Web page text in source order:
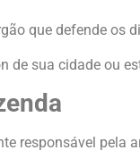
que defende os
de sua cidade ou
responsável pela